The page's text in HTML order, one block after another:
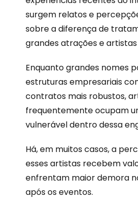
surgem relatos e
sobre a diferença de
grandes atrações e
Enquanto grandes nomes
estruturas empresariais
contratos mais robustos,
frequentemente ocupam
vulnerável dentro dessa
Há, em muitos casos, a
esses artistas recebem
enfrentam maior demora
após os eventos.